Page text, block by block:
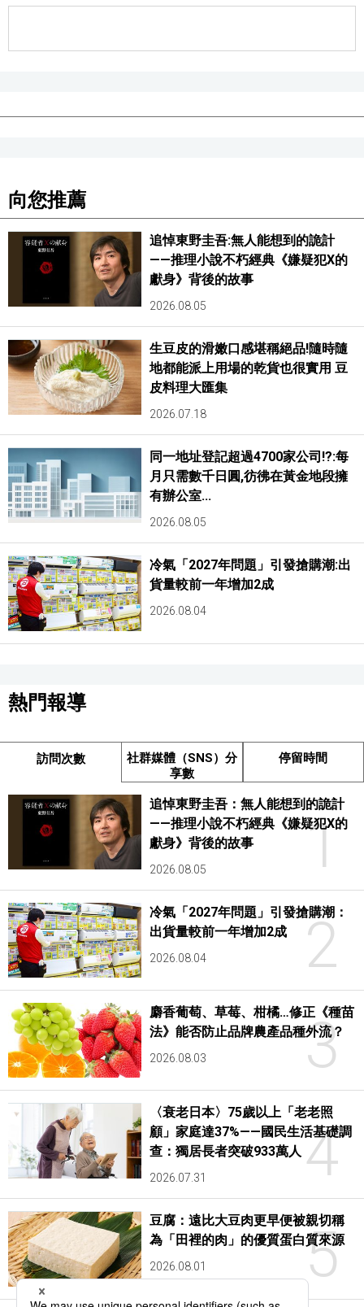
向您推薦
追悼東野圭吾:無人能想到的詭計
——推理小說不朽經典《嫌疑犯X的
獻身》背後的故事
2026.08.05
生豆皮的滑嫩口感堪稱絕品!隨時隨
地都能派上用場的乾貨也很實用 豆
皮料理大匯集
2026.07.18
同一地址登記超過4700家公司!?:每
月只需數千日圓,彷彿在黃金地段擁
有辦公室...
2026.08.05
冷氣「2027年問題」引發搶購潮:出
貨量較前一年增加2成
2026.08.04
熱門報導
訪問次數
社群媒體（SNS）分
享數
停留時間
1
追悼東野圭吾：無人能想到的詭計
——推理小說不朽經典《嫌疑犯X的
獻身》背後的故事
2026.08.05
2
冷氣「2027年問題」引發搶購潮：
出貨量較前一年增加2成
2026.08.04
3
麝香葡萄、草莓、柑橘…修正《種苗
法》能否防止品牌農產品種外流？
2026.08.03
4
〈衰老日本〉75歲以上「老老照
顧」家庭達37%——國民生活基礎調
查：獨居長者突破933萬人
2026.07.31
5
豆腐：遠比大豆肉更早便被親切稱
為「田裡的肉」的優質蛋白質來源
2026.08.01